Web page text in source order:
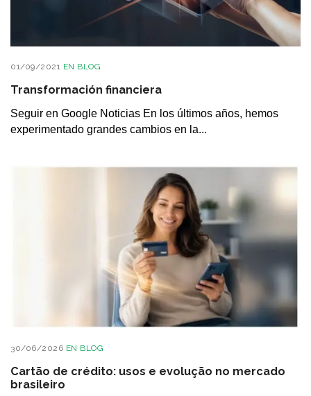
01/09/2021 EN BLOG
Transformación financiera
Seguir en Google Noticias En los últimos años, hemos
experimentado grandes cambios en la...
30/06/2026 EN BLOG
Cartão de crédito: usos e evolução no mercado
brasileiro